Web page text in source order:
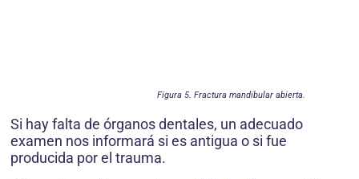
Figura 5. Fractura mandibular abierta.
Si hay falta de órganos dentales, un adecuado
examen nos informará si es antigua o si fue
producida por el trauma.